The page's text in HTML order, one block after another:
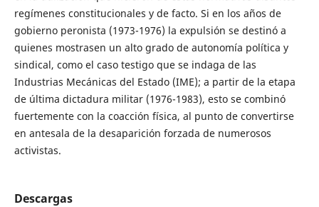
regímenes constitucionales y de facto. Si en los años de
gobierno peronista (1973-1976) la expulsión se destinó a
quienes mostrasen un alto grado de autonomía política y
sindical, como el caso testigo que se indaga de las
Industrias Mecánicas del Estado (IME); a partir de la etapa
de última dictadura militar (1976-1983), esto se combinó
fuertemente con la coacción física, al punto de convertirse
en antesala de la desaparición forzada de numerosos
activistas.
Descargas